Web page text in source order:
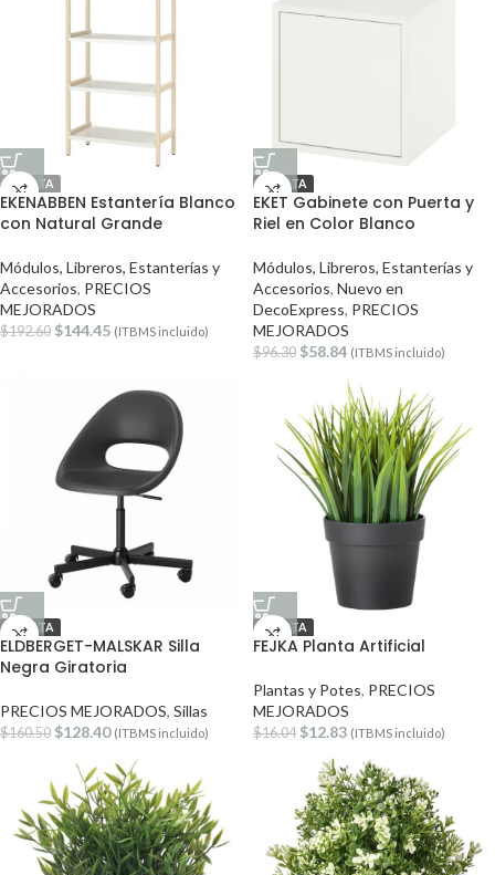
OFERTA
EKENABBEN Estantería Blanco
con Natural Grande
Módulos, Libreros, Estanterías y
Accesorios, PRECIOS
MEJORADOS
$192.60 $144.45 (ITBMS incluido)
OFERTA
EKET Gabinete con Puerta y
Riel en Color Blanco
Módulos, Libreros, Estanterías y
Accesorios, Nuevo en
DecoExpress, PRECIOS
MEJORADOS
$96.30 $58.84 (ITBMS incluido)
OFERTA
ELDBERGET-MALSKAR Silla
Negra Giratoria
PRECIOS MEJORADOS, Sillas
$160.50 $128.40 (ITBMS incluido)
OFERTA
FEJKA Planta Artificial
Plantas y Potes, PRECIOS
MEJORADOS
$16.04 $12.83 (ITBMS incluido)